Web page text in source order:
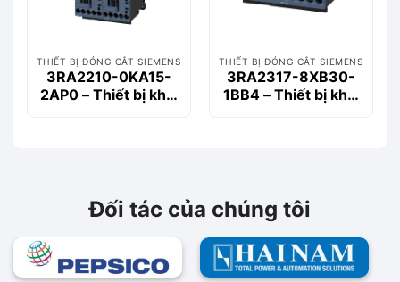
THIẾT BỊ ĐÓNG CẮT SIEMENS
3RA2210-0KA15-
2AP0 – Thiết bị khởi
THIẾT BỊ ĐÓNG CẮT SIEMENS
3RA2317-8XB30-
1BB4 – Thiết bị khởi
Đối tác của chúng tôi